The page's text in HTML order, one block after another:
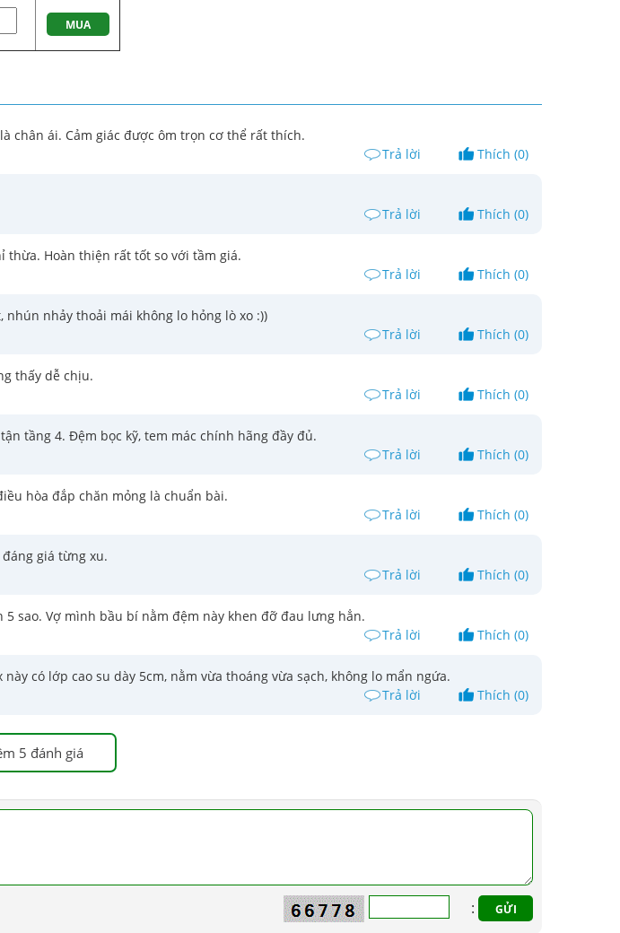
MUA
chân ái. Cảm giác được ôm trọn cơ thể rất thích.
Trả lời Thích (0)
Trả lời Thích (0)
thừa. Hoàn thiện rất tốt so với tầm giá.
Trả lời Thích (0)
nhảy thoải mái không lo hỏng lò xo :))
Trả lời Thích (0)
thấy dễ chịu.
Trả lời Thích (0)
tầng 4. Đệm bọc kỹ, tem mác chính hãng đầy đủ.
Trả lời Thích (0)
hòa đắp chăn mỏng là chuẩn bài.
Trả lời Thích (0)
giá từng xu.
Trả lời Thích (0)
sao. Vợ mình bầu bí nằm đệm này khen đỡ đau lưng hẳn.
Trả lời Thích (0)
có lớp cao su dày 5cm, nằm vừa thoáng vừa sạch, không lo mẩn ngứa.
Trả lời Thích (0)
5 đánh giá
: